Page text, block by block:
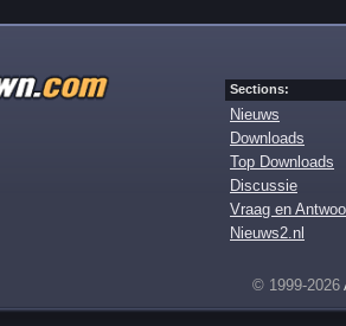
Sections:
Nieuws
Downloads
Top Downloads
Discussie
Vraag en
Nieuws2.nl
© 1999-2026